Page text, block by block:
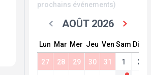
prochains événements)
AOÛT 2026
Lun Mar Mer Jeu Ven Sam Dim
27 28 29 30 31 1 2